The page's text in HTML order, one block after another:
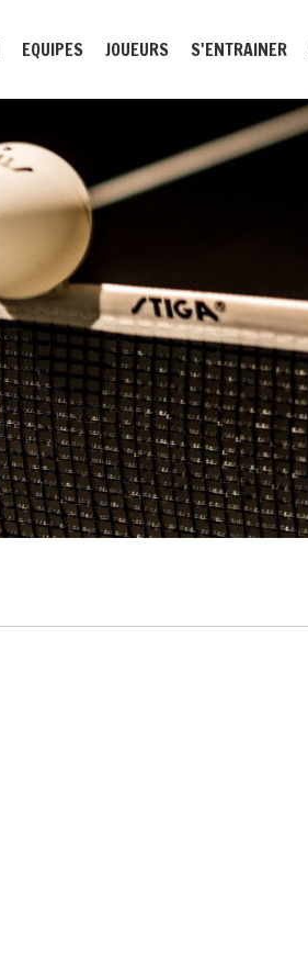
EQUIPES JOUEURS S'ENTRAINER